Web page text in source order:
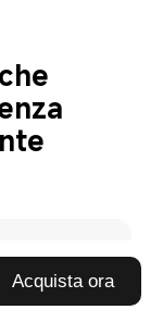
Acquista ora
di sicurezza
animali